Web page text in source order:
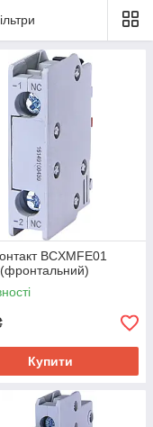
BCXMFE01
Купити